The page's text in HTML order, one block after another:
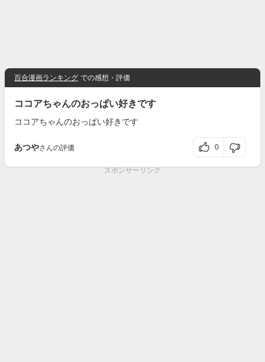
百合漫画ランキング での感想・評価
ココアちゃんのおっぱい好きです
ココアちゃんのおっぱい好きです
あつやさんの評価 0
スポンサーリンク